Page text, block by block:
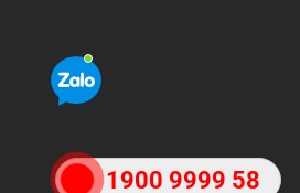
1900 9999 58